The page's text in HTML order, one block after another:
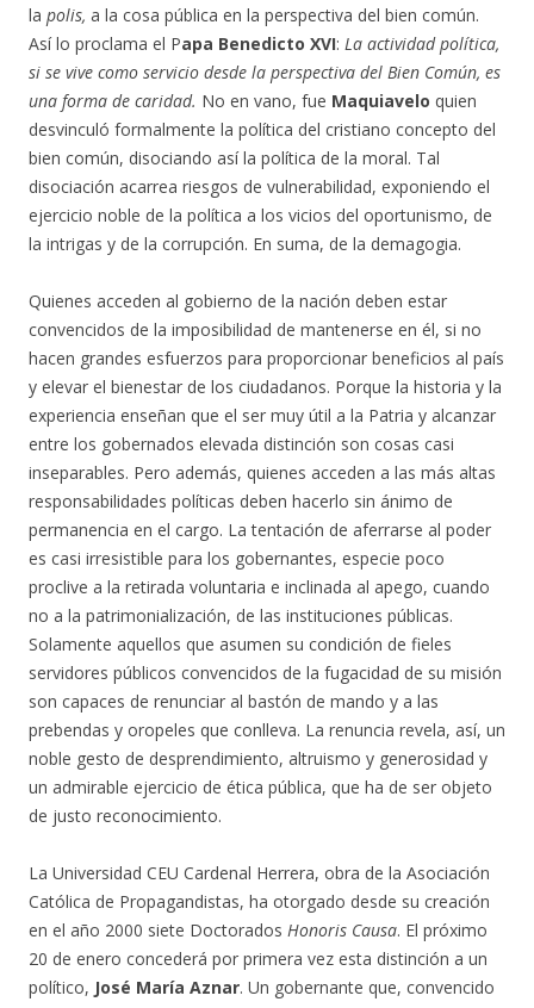
la polis, a la cosa pública en la perspectiva del bien común.
Así lo proclama el Papa Benedicto XVI: La actividad política,
si se vive como servicio desde la perspectiva del Bien Común, es
una forma de caridad. No en vano, fue Maquiavelo quien
desvinculó formalmente la política del cristiano concepto del
bien común, disociando así la política de la moral. Tal
disociación acarrea riesgos de vulnerabilidad, exponiendo el
ejercicio noble de la política a los vicios del oportunismo, de
la intrigas y de la corrupción. En suma, de la demagogia.
Quienes acceden al gobierno de la nación deben estar
convencidos de la imposibilidad de mantenerse en él, si no
hacen grandes esfuerzos para proporcionar beneficios al país
y elevar el bienestar de los ciudadanos. Porque la historia y la
experiencia enseñan que el ser muy útil a la Patria y alcanzar
entre los gobernados elevada distinción son cosas casi
inseparables. Pero además, quienes acceden a las más altas
responsabilidades políticas deben hacerlo sin ánimo de
permanencia en el cargo. La tentación de aferrarse al poder
es casi irresistible para los gobernantes, especie poco
proclive a la retirada voluntaria e inclinada al apego, cuando
no a la patrimonialización, de las instituciones públicas.
Solamente aquellos que asumen su condición de fieles
servidores públicos convencidos de la fugacidad de su misión
son capaces de renunciar al bastón de mando y a las
prebendas y oropeles que conlleva. La renuncia revela, así, un
noble gesto de desprendimiento, altruismo y generosidad y
un admirable ejercicio de ética pública, que ha de ser objeto
de justo reconocimiento.
La Universidad CEU Cardenal Herrera, obra de la Asociación
Católica de Propagandistas, ha otorgado desde su creación
en el año 2000 siete Doctorados Honoris Causa. El próximo
20 de enero concederá por primera vez esta distinción a un
político, José María Aznar. Un gobernante que, convencido